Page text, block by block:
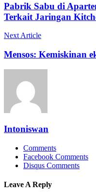
Pabrik Sabu di
Terkait Jaringan
Next Article
Mensos: Kemiskinan
Intoniswan
Comments
Facebook Comments
Disqus Comments
Leave A Reply